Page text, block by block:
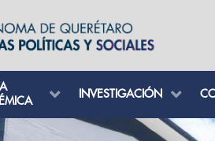
INVESTIGACIÓN